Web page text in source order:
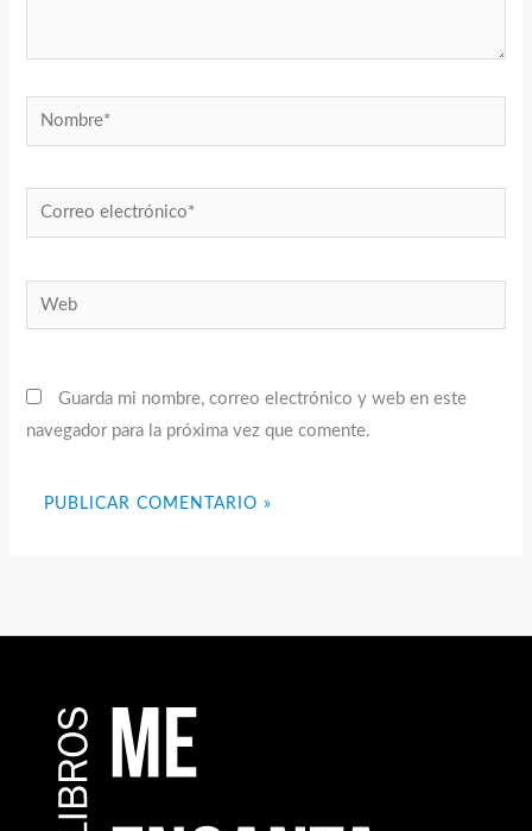
Nombre*
Correo
electrónico*
Web
Guarda mi nombre, correo electrónico y web en este
navegador para la próxima vez que comente.